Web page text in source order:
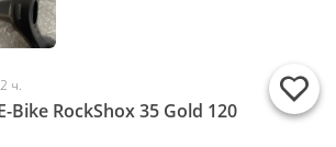
ч.
Bike RockShox 35 Gold 120